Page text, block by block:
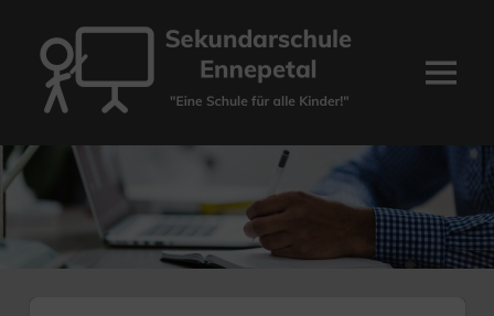
Inhalt
springen
Sekundarschule
Ennepetal
Menü